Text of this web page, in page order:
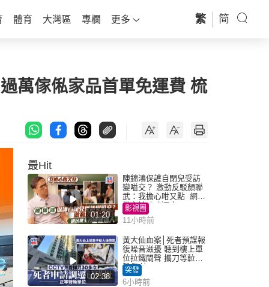
體育 大灣區 專欄 更多 繁 简
萬傢俬家品首單免運費 梳
最Hit
01:20
陳錦鴻保護自閉兒受訪
變嗌交？ 激動反駁顏聯
武：我擔心咁又點 網民
批主持咄咄逼人
影視圈
11小時前
02:38
黃大仙血案│死者預謀報
復噪音滋擾 聽到樓上單
位拉鐵閘聲 攜刀等𨋢伏
擊傷者
突發
6小時前